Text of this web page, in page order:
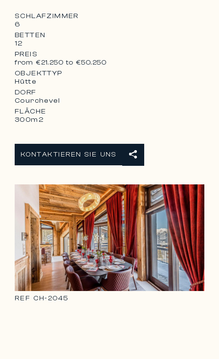
SCHLAFZIMMER
6
BETTEN
12
PREIS
from €21.250 to €50.250
OBJEKTTYP
Hütte
DORF
Courchevel
FLÄCHE
300m2
KONTAKTIEREN SIE UNS
REF CH-2045